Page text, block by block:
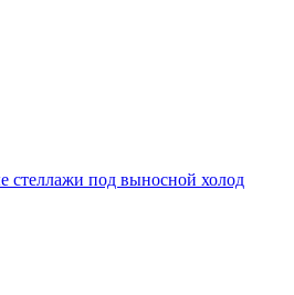
стеллажи под выносной холод